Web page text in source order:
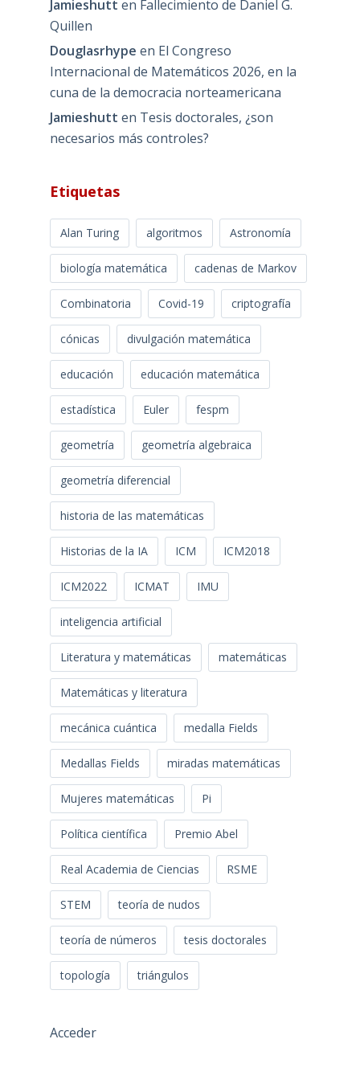
Jamieshutt en Fallecimiento de Daniel G.
Quillen
Douglasrhype en El Congreso
Internacional de Matemáticos 2026, en la
cuna de la democracia norteamericana
Jamieshutt en Tesis doctorales, ¿son
necesarios más controles?
Etiquetas
Alan Turing algoritmos Astronomía
biología matemática cadenas de Markov
Combinatoria Covid-19 criptografía
cónicas divulgación matemática
educación educación matemática
estadística Euler fespm
geometría geometría algebraica
geometría diferencial
historia de las matemáticas
Historias de la IA ICM ICM2018
ICM2022 ICMAT IMU
inteligencia artificial
Literatura y matemáticas matemáticas
Matemáticas y literatura
mecánica cuántica medalla Fields
Medallas Fields miradas matemáticas
Mujeres matemáticas Pi
Política científica Premio Abel
Real Academia de Ciencias RSME
STEM teoría de nudos
teoría de números tesis doctorales
topología triángulos
Acceder